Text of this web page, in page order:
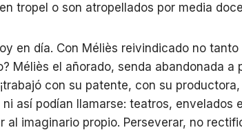
tropel o son atropellados por media
en día. Con Méliès reivindicado no
Méliès el añorado, senda abandonada
con su patente, con su
así podían llamarse: teatros, envelados
al imaginario propio. Perseverar, no